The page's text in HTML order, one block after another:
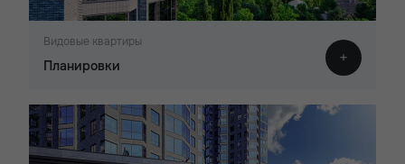
Видовые квартиры
Планировки